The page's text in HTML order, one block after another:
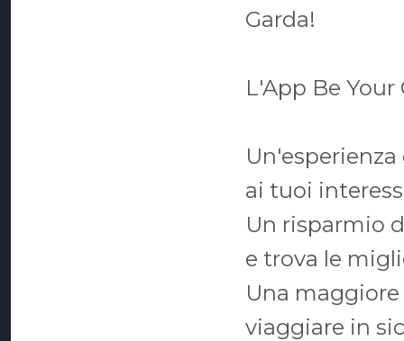
Garda!
L'App Be
ai tuoi
Un risparmio
e trova le
Una
viaggiare in